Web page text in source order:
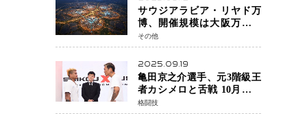
サウジアラビア・リヤド万
博、開催規模は大阪万博の
約4倍！2030年に開幕予定
その他
2025.09.19
亀田京之介選手、元3階級王
者カシメロと舌戦 10月対戦
格闘技